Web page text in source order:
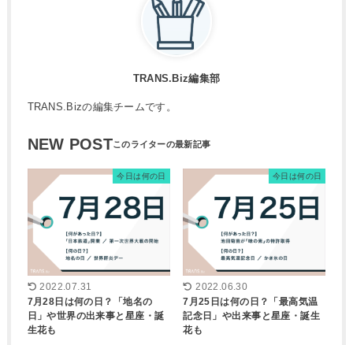
TRANS.Biz編集部
TRANS.Bizの編集チームです。
NEW POST
今日は何の日
2022.07.31
7月28日は何の日？「地名の
日」や世界の出来事と星座・誕
生花も
今日は何の日
2022.06.30
7月25日は何の日？「最高気温
記念日」や出来事と星座・誕生
花も